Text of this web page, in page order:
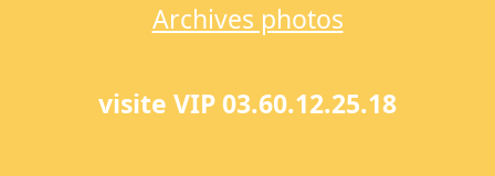
Archives photos
visite VIP 03.60.12.25.18